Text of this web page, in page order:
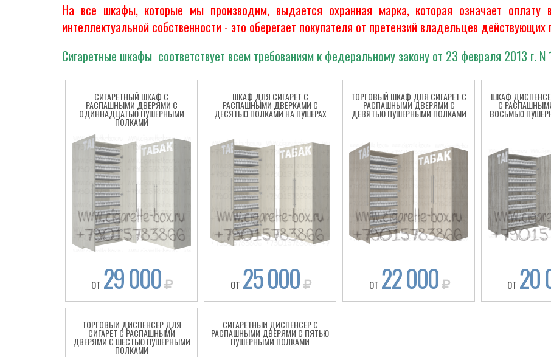
На все шкафы, которые мы производим, выдается охранная марка, которая означает оплату
интеллектуальной собственности - это оберегает покупателя от претензий владельцев действующих
Сигаретные шкафы соответствует всем требованиям к федеральному закону от 23 февраля 2013 г.
СИГАРЕТНЫЙ ШКАФ С
РАСПАШНЫМИ ДВЕРЯМИ С
ОДИННАДЦАТЬЮ ПУШЕРНЫМИ
ПОЛКАМИ
ОТ 29 000
ШКАФ ДЛЯ СИГАРЕТ С
РАСПАШНЫМИ ДВЕРКАМИ С
ДЕСЯТЬЮ ПОЛКАМИ НА ПУШЕРАХ
ОТ 25 000
ТОРГОВЫЙ ШКАФ ДЛЯ СИГАРЕТ С
РАСПАШНЫМИ ДВЕРЯМИ С
ДЕВЯТЬЮ ПУШЕРНЫМИ ПОЛКАМИ
ОТ 22 000
ШКАФ
С
ВОСЬМЬЮ
ОТ 20
ТОРГОВЫЙ ДИСПЕНСЕР ДЛЯ
СИГАРЕТ С РАСПАШНЫМИ
ДВЕРЯМИ С ШЕСТЬЮ ПУШЕРНЫМИ
ПОЛКАМИ
СИГАРЕТНЫЙ ДИСПЕНСЕР С
РАСПАШНЫМИ ДВЕРЯМИ С ПЯТЬЮ
ПУШЕРНЫМИ ПОЛКАМИ